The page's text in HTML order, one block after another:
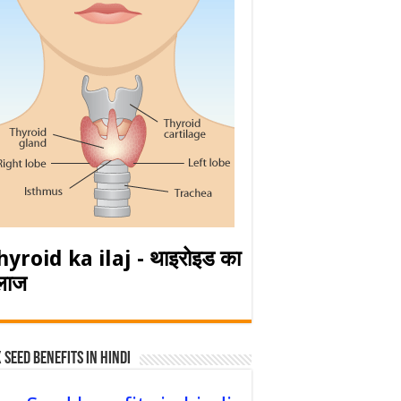
ka ilaj - थाइरोइड का
Seed Benefits in hindi